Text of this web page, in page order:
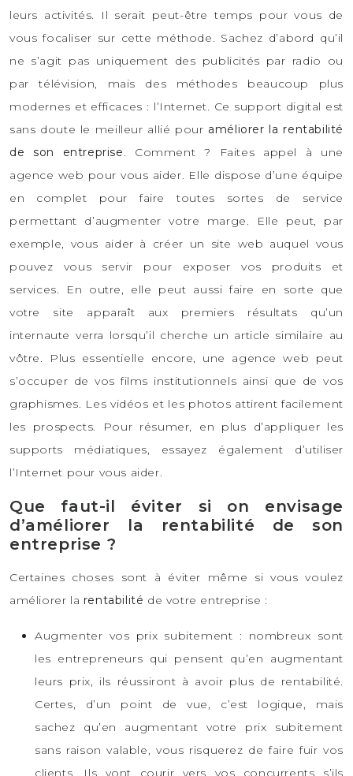
leurs activités. Il serait peut-être temps pour vous de
vous focaliser sur cette méthode. Sachez d’abord qu’il
ne s’agit pas uniquement des publicités par radio ou
par télévision, mais des méthodes beaucoup plus
modernes et efficaces : l’Internet. Ce support digital est
sans doute le meilleur allié pour améliorer la rentabilité
de son entreprise. Comment ? Faites appel à une
agence web pour vous aider. Elle dispose d’une équipe
en complet pour faire toutes sortes de service
permettant d’augmenter votre marge. Elle peut, par
exemple, vous aider à créer un site web auquel vous
pouvez vous servir pour exposer vos produits et
services. En outre, elle peut aussi faire en sorte que
votre site apparaît aux premiers résultats qu’un
internaute verra lorsqu’il cherche un article similaire au
vôtre. Plus essentielle encore, une agence web peut
s’occuper de vos films institutionnels ainsi que de vos
graphismes. Les vidéos et les photos attirent facilement
les prospects. Pour résumer, en plus d’appliquer les
supports médiatiques, essayez également d’utiliser
l’Internet pour vous aider.
Que faut-il éviter si on envisage
d’améliorer la rentabilité de son
entreprise ?
Certaines choses sont à éviter même si vous voulez
améliorer la rentabilité de votre entreprise :
Augmenter vos prix subitement : nombreux sont
les entrepreneurs qui pensent qu’en augmentant
leurs prix, ils réussiront à avoir plus de rentabilité.
Certes, d’un point de vue, c’est logique, mais
sachez qu’en augmentant votre prix subitement
sans raison valable, vous risquerez de faire fuir vos
clients. Ils vont courir vers vos concurrents s’ils